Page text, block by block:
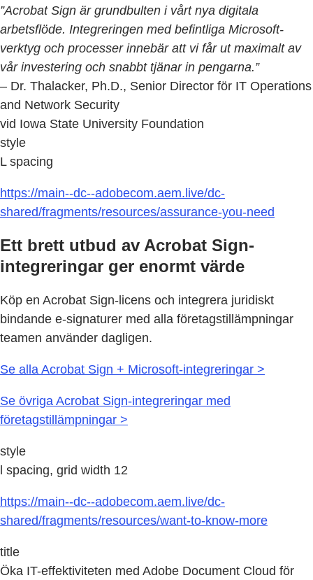
”Acrobat Sign är grundbulten i vårt nya digitala
arbetsflöde. Integreringen med befintliga Microsoft-
verktyg och processer innebär att vi får ut maximalt av
vår investering och snabbt tjänar in pengarna.”
– Dr. Thalacker, Ph.D., Senior Director för IT Operations
and Network Security
vid Iowa State University Foundation
style
L spacing
https://main--dc--adobecom.aem.live/dc-
shared/fragments/resources/assurance-you-need
Ett brett utbud av Acrobat Sign-
integreringar ger enormt värde
Köp en Acrobat Sign-licens och integrera juridiskt
bindande e-signaturer med alla företagstillämpningar
teamen använder dagligen.
Se alla Acrobat Sign + Microsoft-integreringar >
Se övriga Acrobat Sign-integreringar med
företagstillämpningar >
style
l spacing, grid width 12
https://main--dc--adobecom.aem.live/dc-
shared/fragments/resources/want-to-know-more
title
Öka IT-effektiviteten med Adobe Document Cloud för